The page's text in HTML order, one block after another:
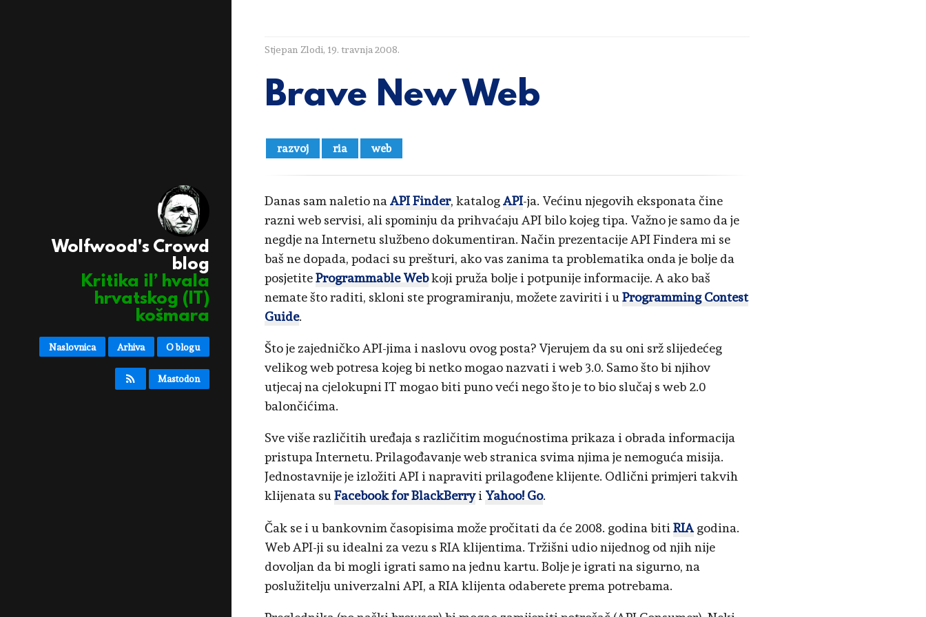
Wolfwood's Crowd
blog
Kritika il’ hvala
hrvatskog (IT)
košmara
Naslovnica Arhiva O blogu
Mastodon
Stjepan Zlodi, 19. travnja 2008.
Brave New Web
razvoj ria web
Danas sam naletio na API Finder, katalogAPI-ja. Većinu njegovih eksponata čine
razni web servisi, ali spominju da prihvaćaju API bilo kojeg tipa. Važno je samo da je
negdje na Internetu službeno dokumentiran. Način prezentacije API Findera mi se
baš ne dopada, podaci su prešturi, ako vas zanima ta problematika onda je bolje da
posjetiteProgrammable Webkoji pruža bolje i potpunije informacije. A ako baš
nemate što raditi, skloni ste programiranju, možete zaviriti i u Programming Contest
Guide.
Što je zajedničko API-jima i naslovu ovog posta? Vjerujem da su oni srž slijedećeg
velikog web potresa kojeg bi netko mogao nazvati i web 3.0. Samo što bi njihov
utjecaj na cjelokupni IT mogao biti puno veći nego što je to bio slučaj s web 2.0
balončićima.
Sve više različitih uređaja s različitim mogućnostima prikaza i obrada informacija
pristupa Internetu. Prilagođavanje web stranica svima njima je nemoguća misija.
Jednostavnije je izložiti API i napraviti prilagođene klijente. Odlični primjeri takvih
klijenata suFacebook for BlackBerryi Yahoo! Go.
Čak se i u bankovnim časopisima može pročitati da će 2008. godina biti RIAgodina.
Web API-ji su idealni za vezu s RIA klijentima. Tržišni udio nijednog od njih nije
dovoljan da bi mogli igrati samo na jednu kartu. Bolje je igrati na sigurno, na
poslužitelju univerzalni API, a RIA klijenta odaberete prema potrebama.